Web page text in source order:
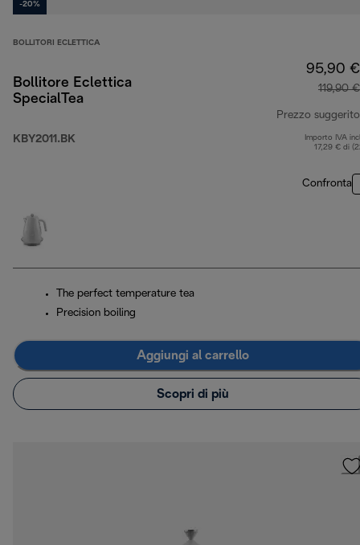
-20%
BOLLITORI ECLETTICA
Bollitore Eclettica
SpecialTea
KBY2011.BK
95,90 €
119,90 €
Prezzo suggerito
Importo IVA
17,29 € di
Confronta
The perfect temperature tea
Precision boiling
Aggiungi al carrello
Scopri di più